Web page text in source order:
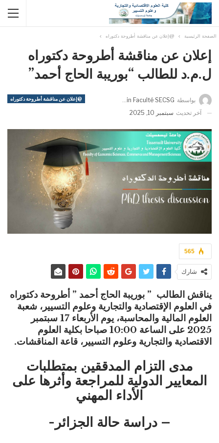
الصفحة الرئيسية @إعلان عن مناقشة أطروحة دكتوراه
إعلان عن مناقشة أطروحة دكتوراه
ل.م.د للطالب “بوريبة الحاج أحمد”
@إعلان عن مناقشة أطروحة دكتوراه بواسطة Admin Faculté SECSG
آخر تحديث سبتمبر 10, 2025
565
شارك
يناقش الطالب ” بوريبة الحاج أحمد ” أطروحة دكتوراه
في العلوم الإقتصادية والتجارية وعلوم التسيير، شعبة
العلوم المالية والمحاسبة، يوم الأربعاء 17 سبتمبر
2025 على الساعة 10:00 صباحا بكلية العلوم
الاقتصادية والتجارية وعلوم التسيير، قاعة المناقشات.
مدى التزام المدققين بمتطلبات
المعايير الدولية للمراجعة وأثرها على
الأداء المهني
– دراسة حالة الجزائر-